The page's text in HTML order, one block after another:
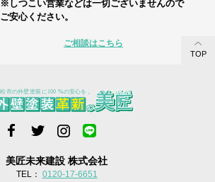
※しつこい営業などは一切ございませんので
ご安心ください。
ご相談はこちら
TOP
美匠未来建設 株式会社
TEL： 0120-17-6651